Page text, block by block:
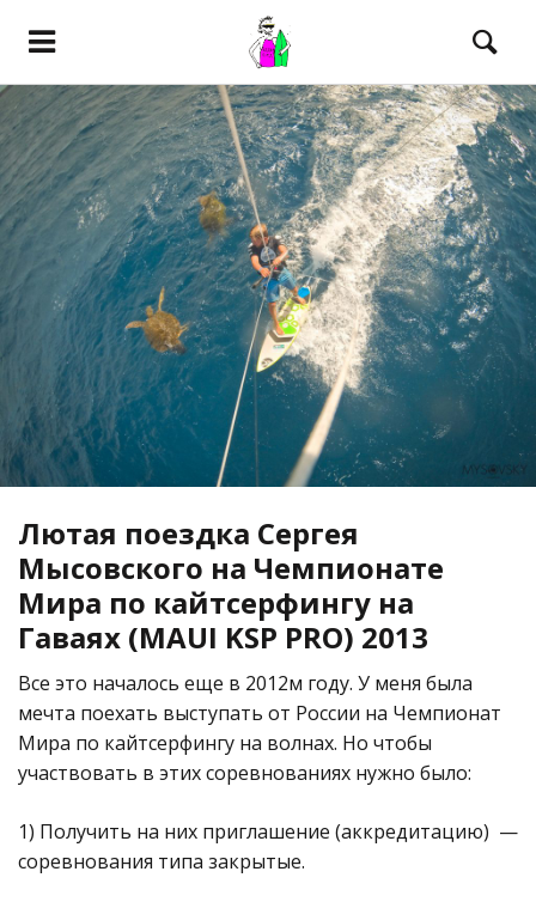
Лютая поездка Сергея
Мысовского на Чемпионате
Мира по кайтсерфингу на
Гаваях (MAUI KSP PRO) 2013
Все это началось еще в 2012м году. У меня была
мечта поехать выступать от России на Чемпионат
Мира по кайтсерфингу на волнах. Но чтобы
участвовать в этих соревнованиях нужно было:
1) Получить на них приглашение (аккредитацию) —
соревнования типа закрытые.